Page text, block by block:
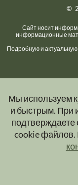
Мы используем
и быстрым. При
подтверждаете
cookie файлов.
©
Сайт носит
информационные
Подробную и